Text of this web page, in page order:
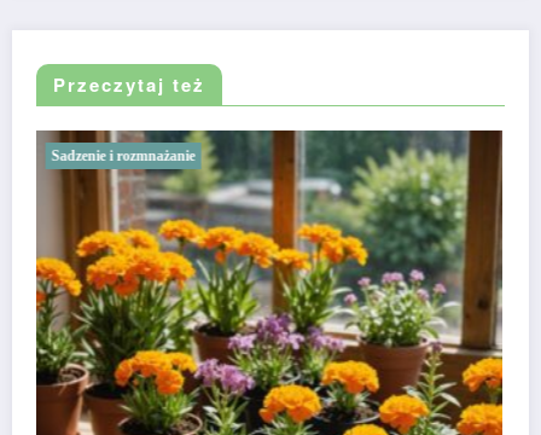
Przeczytaj też
Sadzenie i rozmnażanie